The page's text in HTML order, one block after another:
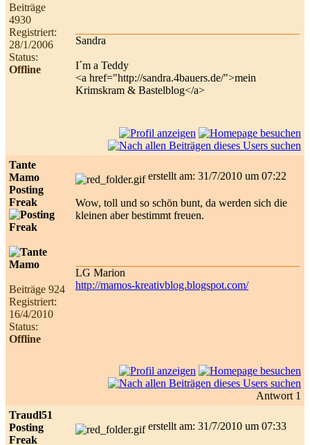
Beiträge
4930
Registriert:
28/1/2006
Status:
Offline
Sandra
I´m a Teddy
<a href="http://sandra.4bauers.de/">mein
Krimskram & Bastelblog</a>
Tante
Mamo
Posting
Freak
Beiträge 924
Registriert:
16/4/2010
Status:
Offline
erstellt am: 31/7/2010 um 07:22
Wow, toll und so schön bunt, da werden sich die
kleinen aber bestimmt freuen.
LG Marion
http://mamos-kreativblog.blogspot.com/
Antwort 1
Traudl51
Posting
Freak
erstellt am: 31/7/2010 um 07:33